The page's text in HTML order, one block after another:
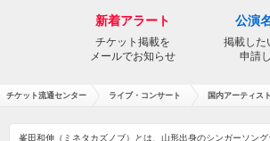
新着アラート
チケット掲載を
メールでお知らせ
公演
掲載した
申請
チケット流通センター ライブ・コンサート 国内アーティスト
峯田和伸（ミネタカズノブ）とは、山形出身のシンガーソン